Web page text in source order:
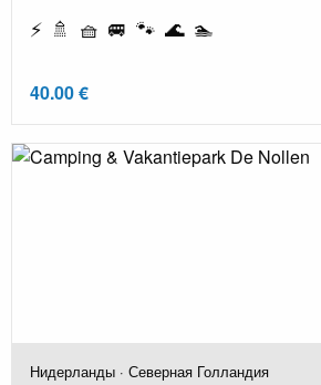
⚡ 🚿 🧺 🚐 🐾 🌊 🏊
40.00 €
Нидерланды · Северная Голландия